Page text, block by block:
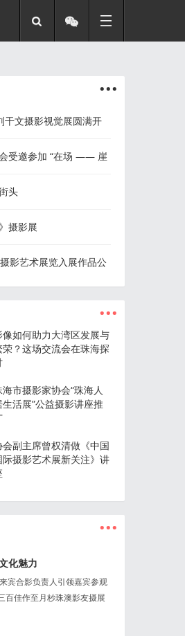
...
文摄影视觉展圆满开
受邀参加 “在场 —— 崖
分享会
头
摄影展
影艺术展览入展作品公
...
像如何助力大湾区发展与
荣？这场交流会在珠海探
海市摄影家协会“珠海人
生活展”公益摄影讲座推
会副主席曾权清做《中国
际摄影艺术展新关注》讲
...
化魅力
宾合影负责人引领嘉宾参观
百佳作至月杪珠澳影友摄展